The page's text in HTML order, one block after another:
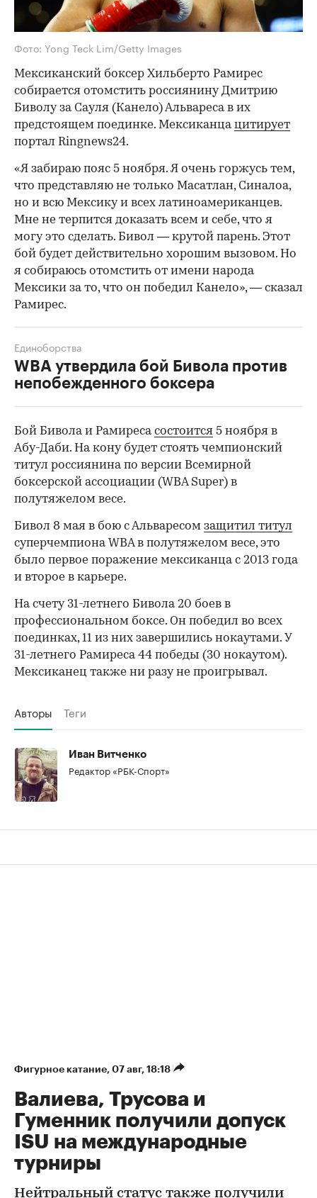
Фото: Yong Teck Lim/Getty Images
Мексиканский боксер Хильберто Рамирес
собирается отомстить россиянину Дмитрию
Биволу за Сауля (Канело) Альвареса в их
предстоящем поединке. Мексиканцацитирует
портал Ringnews24.
«Я забираю пояс 5 ноября. Я очень горжусь тем,
что представляю не только Масатлан, Синалоа,
но и всю Мексику и всех латиноамериканцев.
Мне не терпится доказать всем и себе, что я
могу это сделать. Бивол — крутой парень. Этот
бой будет действительно хорошим вызовом. Но
я собираюсь отомстить от имени народа
Мексики за то, что он победил Канело», — сказал
Рамирес.
WBA утвердила бой Бивола против
непобежденного боксера
Единоборства
00:00
Бой Бивола и Рамиресасостоится 5 ноября в
Абу-Даби. На кону будет стоять чемпионский
титул россиянина по версии Всемирной
боксерской ассоциации (WBA Super) в
полутяжелом весе.
Бивол 8 мая в бою с Альваресом защитил титул
суперчемпиона WBA в полутяжелом весе, это
было первое поражение мексиканца с 2013 года
и второе в карьере.
На счету 31-летнего Бивола 20 боев в
профессиональном боксе. Он победил во всех
поединках, 11 из них завершились нокаутами. У
31-летнего Рамиреса 44 победы (30 нокаутом).
Мексиканец также ни разу не проигрывал.
Авторы Теги
Иван Витченко
Редактор «РБК-Спорт»
Фигурное катание 07 авг, 18:18
Валиева, Трусова и
Гуменник получили допуск
ISU на международные
турниры
Нейтральный статус также получили